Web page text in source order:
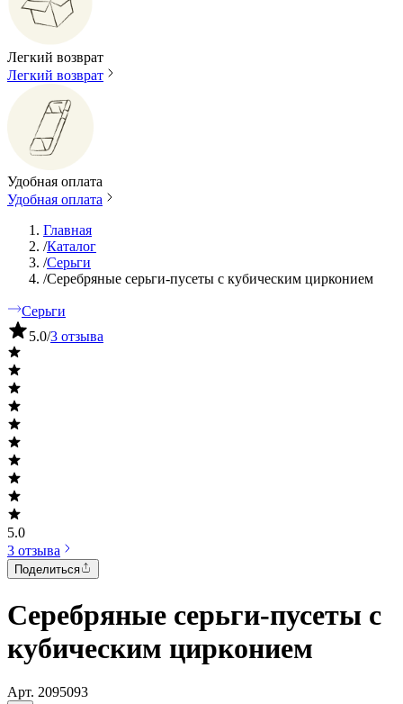
Легкий возврат
Легкий возврат
Удобная оплата
Удобная оплата
Главная
/Каталог
/Серьги
/Серебряные серьги-пусеты с кубическим цирконием
Серьги
5.0/3 отзыва
5.0
3 отзыва
Поделиться
Серебряные серьги-пусеты с
кубическим цирконием
Арт. 2095093